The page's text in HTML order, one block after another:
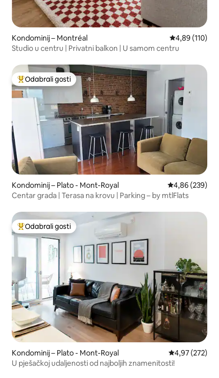
Kondominij – Montréal Prosječna
4,89 (110)
Studio u centru | Privatni balkon | U samom centru
Među najviše rangiranima s oznakom „Odabrali gosti”
Odabrali gosti
Kondominij – Plato - Mont-Royal Prosječna
4,86 (239)
Centar grada | Terasa na krovu | Parking – by mtlFlats
Među najviše rangiranima s oznakom „Odabrali gosti”
Odabrali gosti
Kondominij – Plato - Mont-Royal Prosječna
4,97 (272)
U pješačkoj udaljenosti od najboljih znamenitosti!